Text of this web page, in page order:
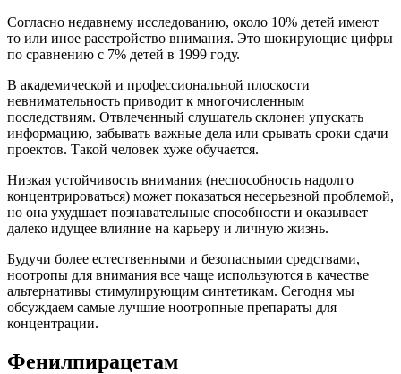
Согласно недавнему исследованию, около 10% детей имеют
то или иное расстройство внимания. Это шокирующие цифры
по сравнению с 7% детей в 1999 году.
В академической и профессиональной плоскости
невнимательность приводит к многочисленным
последствиям. Отвлеченный слушатель склонен упускать
информацию, забывать важные дела или срывать сроки сдачи
проектов. Такой человек хуже обучается.
Низкая устойчивость внимания (неспособность надолго
концентрироваться) может показаться несерьезной проблемой,
но она ухудшает познавательные способности и оказывает
далеко идущее влияние на карьеру и личную жизнь.
Будучи более естественными и безопасными средствами,
ноотропы для внимания все чаще используются в качестве
альтернативы стимулирующим синтетикам. Сегодня мы
обсуждаем самые лучшие ноотропные препараты для
концентрации.
Фенилпирацетам